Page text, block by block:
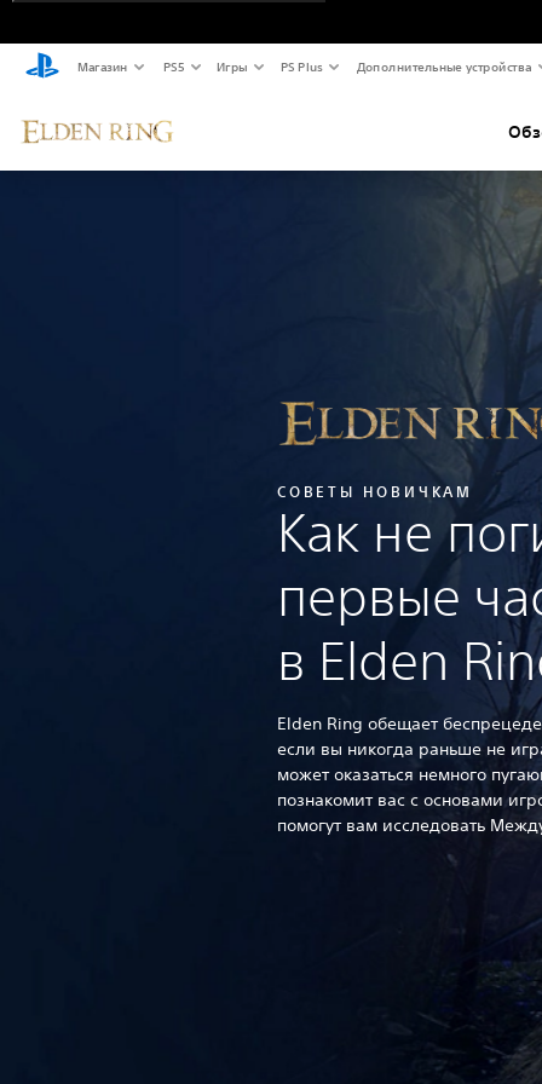
Магазин PS5 Игры PS Plus Дополнительные устройства
СОВЕТЫ НОВИЧКАМ
Как не
первые
в Elden
Elden Ring обещает
если вы никогда раньше не
может оказаться немного
познакомит вас с основами
помогут вам исследовать